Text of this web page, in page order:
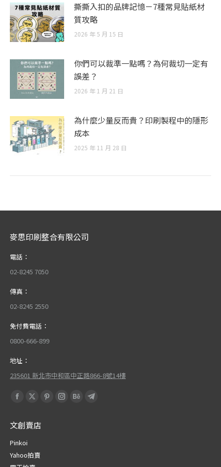
撕撕入扣的品牌記憶－7種常見貼紙材
質攻略
2026 年 5 月 15 日
你們可以裁準一點嗎？為何裁切一定有
誤差？
2026 年 1 月 21 日
為什麼少量反而貴？印刷製程中的隱形
成本
2025 年 11 月 28 日
麥思印刷整合有限公司
電話：
02-8245 7050
傳真：
02-8245 2550
免付費電話：
0800-666-899
地址：
235601 新北市中和區中正路866-8號14樓
Find us on:
Facebook
opens
in
new
X
opens
new
PinterestInstagram
BehanceTelegram
文創賣店
Pinkoi
Yahoo拍賣